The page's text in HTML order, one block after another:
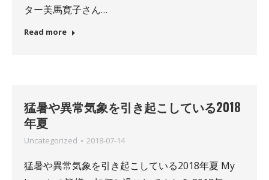
ター美馬寛子さん…
Read more
猛暑や異常気象を引き起こしている2018
年夏
Uncategorized 2018-07-14
猛暑や異常気象を引き起こしている2018年夏 My